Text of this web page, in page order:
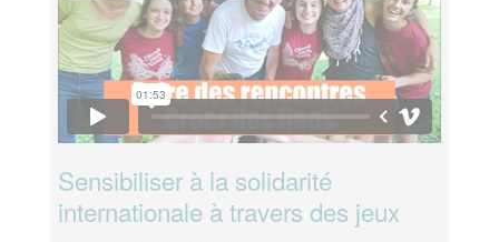
Sensibiliser à la solidarité
internationale à travers des jeux